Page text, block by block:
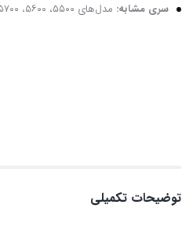
سری مشابه: مدل‌های ۵۵۰۰، ۵۶۰۰، ۵۷۰۰، ۵۸۰۰ و ۵۹۰۰ با مشخصات فنی یکسان و تفاوت فقط در رنگ
توضیحات تکمیلی